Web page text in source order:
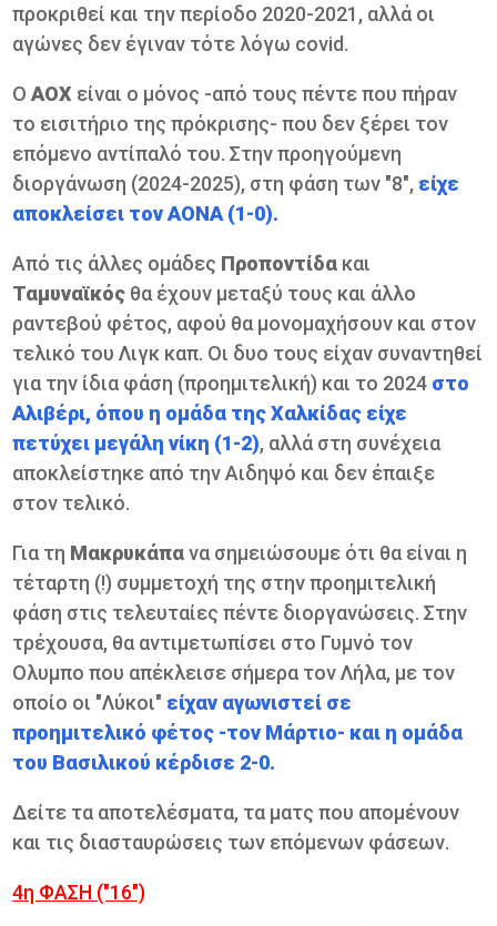
προκριθεί και την περίοδο 2020-2021, αλλά οι
αγώνες δεν έγιναν τότε λόγω covid.
ΟΑΟΧ είναι ο μόνος -από τους πέντε που πήραν
το εισιτήριο της πρόκρισης- που δεν ξέρει τον
επόμενο αντίπαλό του. Στην προηγούμενη
διοργάνωση (2024-2025), στη φάση των "8", είχε
αποκλείσει τον ΑΟΝΑ (1-0).
Από τις άλλες ομάδες Προποντίδα και
Ταμυναϊκός θα έχουν μεταξύ τους και άλλο
ραντεβού φέτος, αφού θα μονομαχήσουν και στον
τελικό του Λιγκ καπ. Οι δυο τους είχαν συναντηθεί
για την ίδια φάση (προημιτελική) και το 2024 στο
Αλιβέρι, όπου η ομάδα της Χαλκίδας είχε
πετύχει μεγάλη νίκη (1-2), αλλά στη συνέχεια
αποκλείστηκε από την Αιδηψό και δεν έπαιξε
στον τελικό.
Για τη Μακρυκάπανα σημειώσουμε ότι θα είναι η
τέταρτη (!) συμμετοχή της στην προημιτελική
φάση στις τελευταίες πέντε διοργανώσεις. Στην
τρέχουσα, θα αντιμετωπίσει στο Γυμνό τον
Ολυμπο που απέκλεισε σήμερα τον Λήλα, με τον
οποίο οι "Λύκοι" είχαν αγωνιστεί σε
προημιτελικό φέτος -τον Μάρτιο- και η ομάδα
του Βασιλικού κέρδισε 2-0.
Δείτε τα αποτελέσματα, τα ματς που απομένουν
και τις διασταυρώσεις των επόμενων φάσεων.
4η ΦΑΣΗ ("16")